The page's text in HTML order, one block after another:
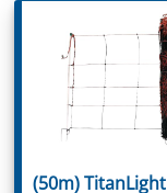
(50m) TitanLight